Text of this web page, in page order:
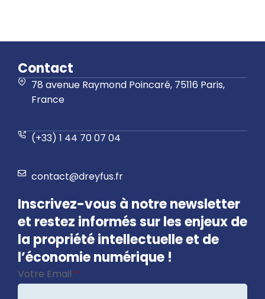
Contact
78 avenue Raymond Poincaré, 75116 Paris,
France
(+33) 1 44 70 07 04
contact@dreyfus.fr
Inscrivez-vous à notre newsletter
et restez informés sur les enjeux de
la propriété intellectuelle et de
l’économie numérique !
Votre Email *